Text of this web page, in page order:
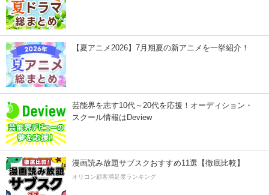
【夏アニメ2026】7月期夏の新アニメを一挙紹介！
芸能界を志す10代～20代を応援！オーディション・
スクール情報はDeview
漫画読み放題サブスクおすすめ11選【徹底比較】
オリコン顧客満足度ランキング